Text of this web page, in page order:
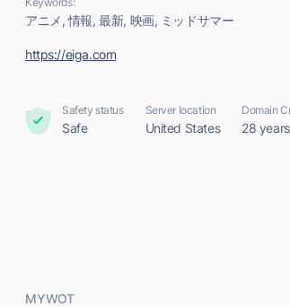
アニメ, 情報, 最新, 映画, ミッドサマー
https://eiga.com
Safety status
Safe
Server location
United States
Domain
28
MYWOT